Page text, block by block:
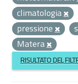
climatologia
pressione
Matera
RISULTATO DEL